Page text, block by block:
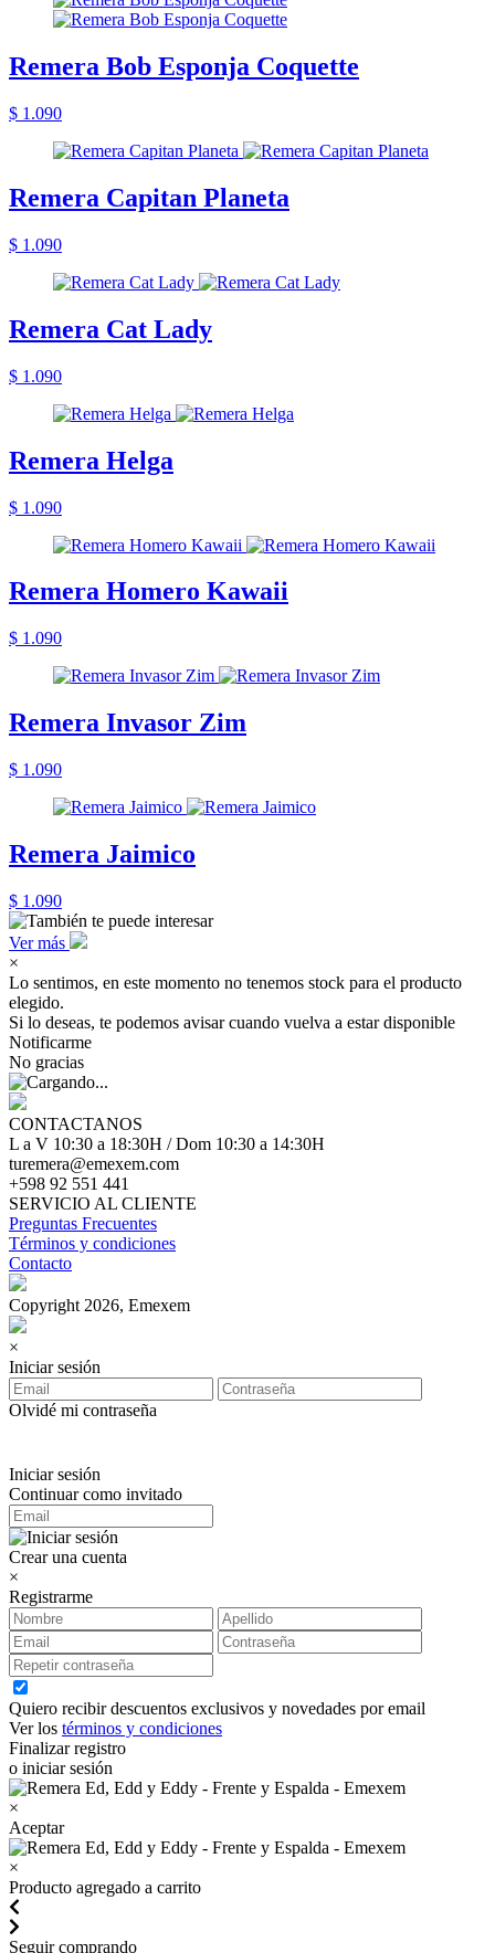
Remera Bob Esponja Coquette
$ 1.090
Remera Capitan Planeta
$ 1.090
Remera Cat Lady
$ 1.090
Remera Helga
$ 1.090
Remera Homero Kawaii
$ 1.090
Remera Invasor Zim
$ 1.090
Remera Jaimico
$ 1.090
Ver más
×
Lo sentimos, en este momento no tenemos stock para el producto
elegido.
Si lo deseas, te podemos avisar cuando vuelva a estar disponible
Notificarme
No gracias
CONTACTANOS
L a V 10:30 a 18:30H / Dom 10:30 a 14:30H
turemera@emexem.com
+598 92 551 441
SERVICIO AL CLIENTE
Preguntas Frecuentes
Términos y condiciones
Contacto
Copyright 2026, Emexem
×
Iniciar sesión
Olvidé mi contraseña
Iniciar sesión
Continuar como invitado
Crear una cuenta
×
Registrarme
Quiero recibir descuentos exclusivos y novedades por email
Ver los términos y condiciones
Finalizar registro
o iniciar sesión
×
Aceptar
×
Producto agregado a carrito
Seguir comprando